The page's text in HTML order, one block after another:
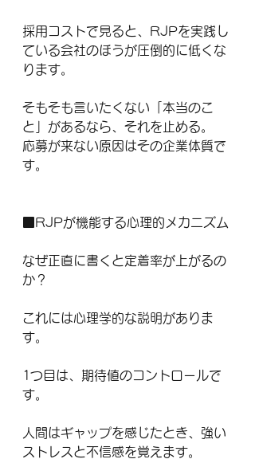
採用コストで見ると、RJPを実践し
ている会社のほうが圧倒的に低くな
ります。
そもそも言いたくない「本当のこ
と」があるなら、それを止める。
応募が来ない原因はその企業体質で
す。
■RJPが機能する心理的メカニズム
なぜ正直に書くと定着率が上がるの
か？
これには心理学的な説明がありま
す。
1つ目は、期待値のコントロールで
す。
人間はギャップを感じたとき、強い
ストレスと不信感を覚えます。